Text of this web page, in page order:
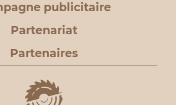
publicitaire
Partenariat
Partenaires